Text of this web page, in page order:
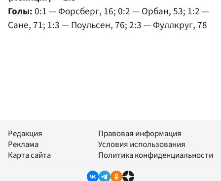
Голы:0:1 — Форсберг, 16; 0:2 — Орбан, 53; 1:2 —
Сане, 71; 1:3 — Поульсен, 76; 2:3 — Фуллкруг, 78
Редакция
Реклама
Карта сайта
Правовая информация
Условия использования
Политика конфиденциальности